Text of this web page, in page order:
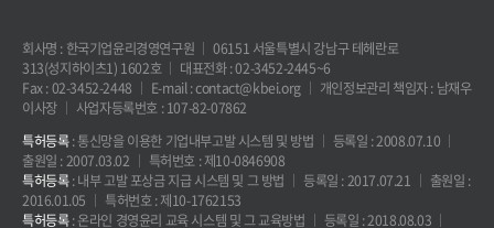
회사명 : 한국기업윤리경영연구원
06151 서울특별시 강남구 테헤란로
313(성지하이츠1) 1602호
대표전화 : 02-3452-2445~6
Fax : 02-3452-2448
E-mail : contact@kbei.org
개인정보관리 책임자 : 남재우
이사장
사업자등록번호 : 107-82-07862
특허등록: 통신망을 이용한 기업내부고발 시스템 및 방법
등록일 : 2008.07.10
출원일 : 2007.03.02
특허번호 : 제10-0846908
특허등록: 내부 고발 포상금 지급 시스템 및 그 방법 등록일 : 2017.07.21
출원일 :
2016.01.05
특허번호 : 제10-1762153
특허등록: 온라인 경영윤리 교육 시스템 및 그 교육방법 등록일 : 2018.08.03